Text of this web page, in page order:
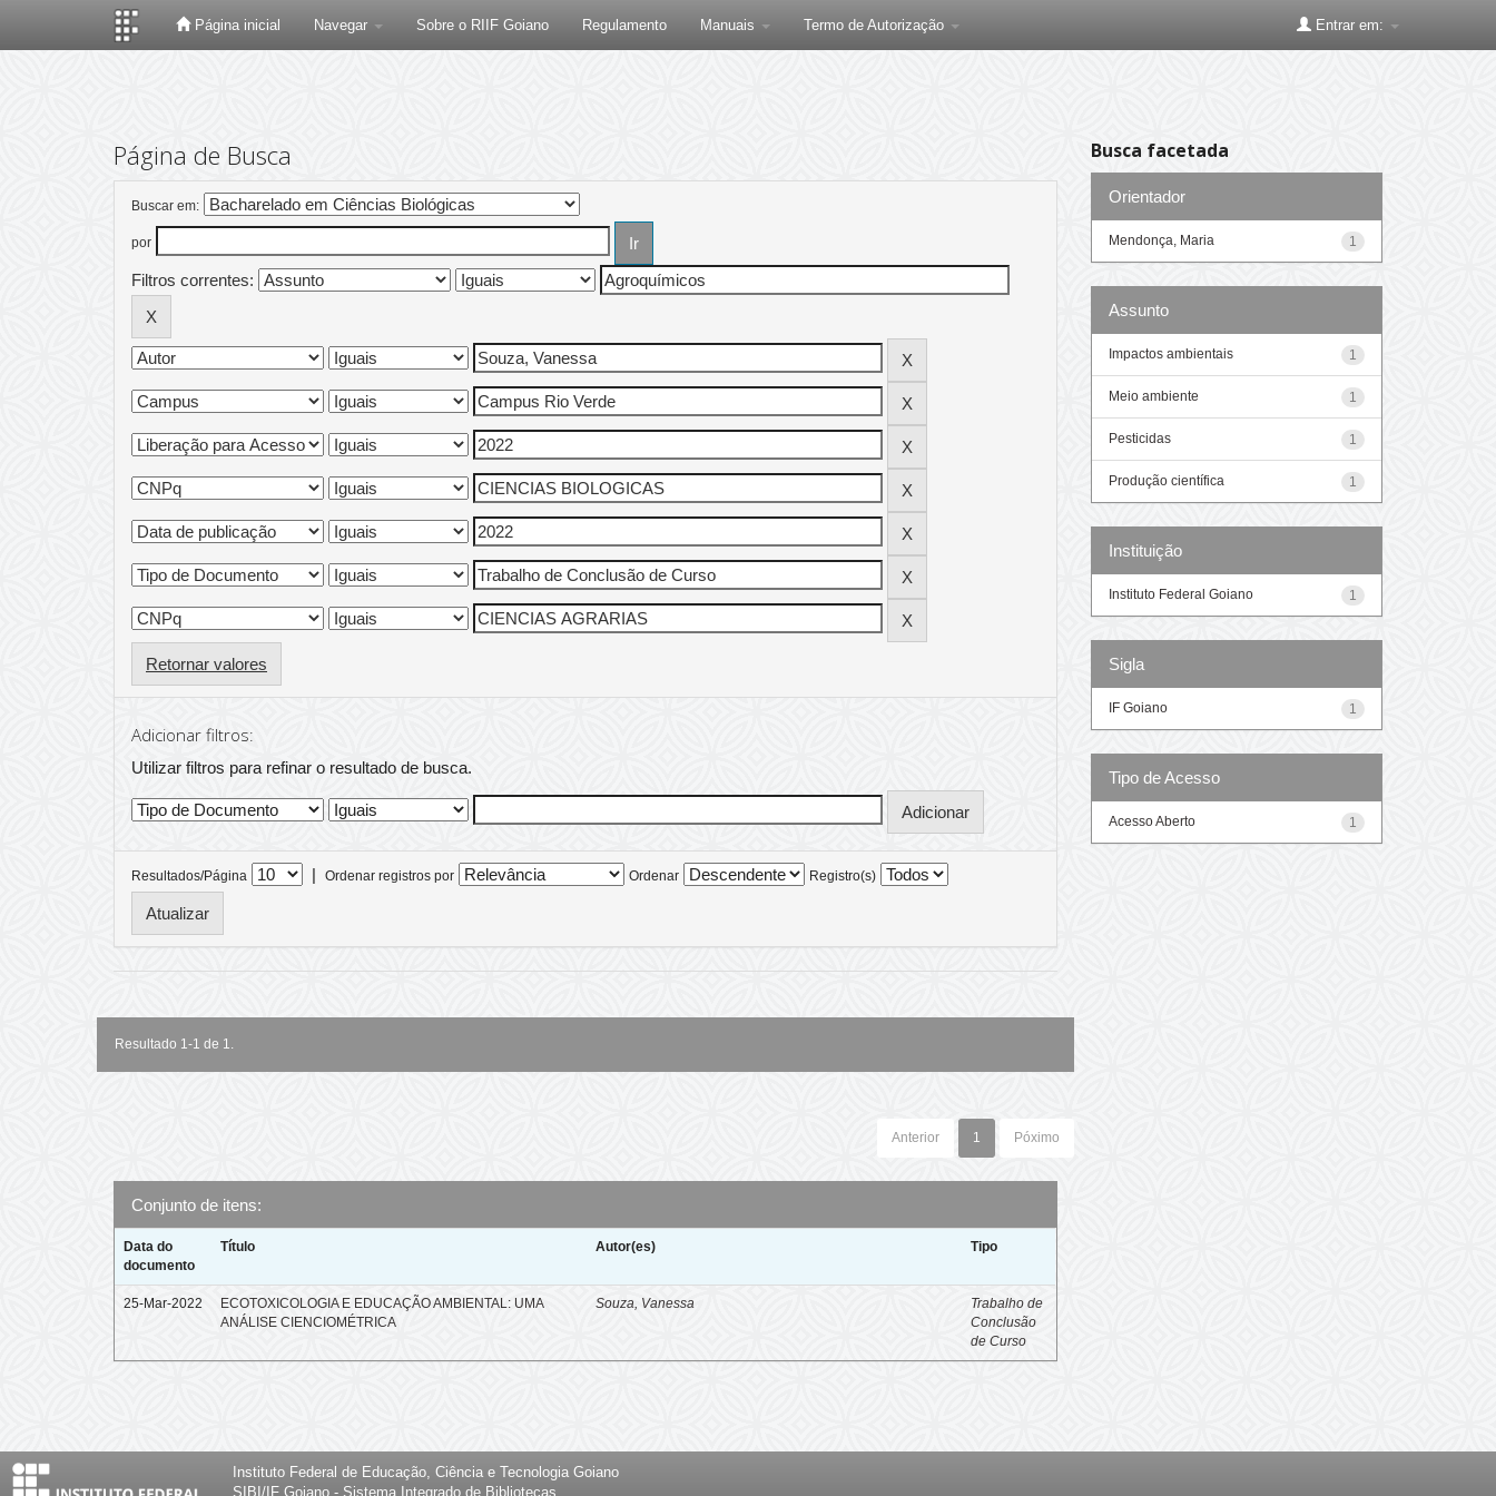
Página inicial Navegar Sobre o RIIF Goiano Regulamento Manuais Termo de Autorização Entrar em:
Página de Busca
Buscar em:
por
Filtros correntes:
Retornar valores
Adicionar filtros:
Utilizar filtros para refinar o resultado de busca.
Resultados/Página | Ordenar registros por Ordenar Registro(s)
Resultado 1-1 de 1.
Anterior 1 Póximo
Conjunto de itens:
Data do
documento
Título Autor(es) Tipo
25-Mar-2022
ECOTOXICOLOGIA E EDUCAÇÃO AMBIENTAL: UMA
ANÁLISE CIENCIOMÉTRICA
Souza, Vanessa
Trabalho de
Conclusão
de Curso
Busca facetada
Orientador
1
Mendonça, Maria
Assunto
1
Impactos ambientais
1
Meio ambiente
1
Pesticidas
1
Produção científica
Instituição
1
Instituto Federal Goiano
Sigla
1
IF Goiano
Tipo de Acesso
1
Acesso Aberto
Instituto Federal de Educação, Ciência e Tecnologia Goiano
SIBI/IF Goiano - Sistema Integrado de Bibliotecas